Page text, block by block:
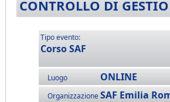
CONTROLLO DI
Tipo evento:
Corso SAF
Luogo ONLINE
OrganizzazioneSAF Emilia